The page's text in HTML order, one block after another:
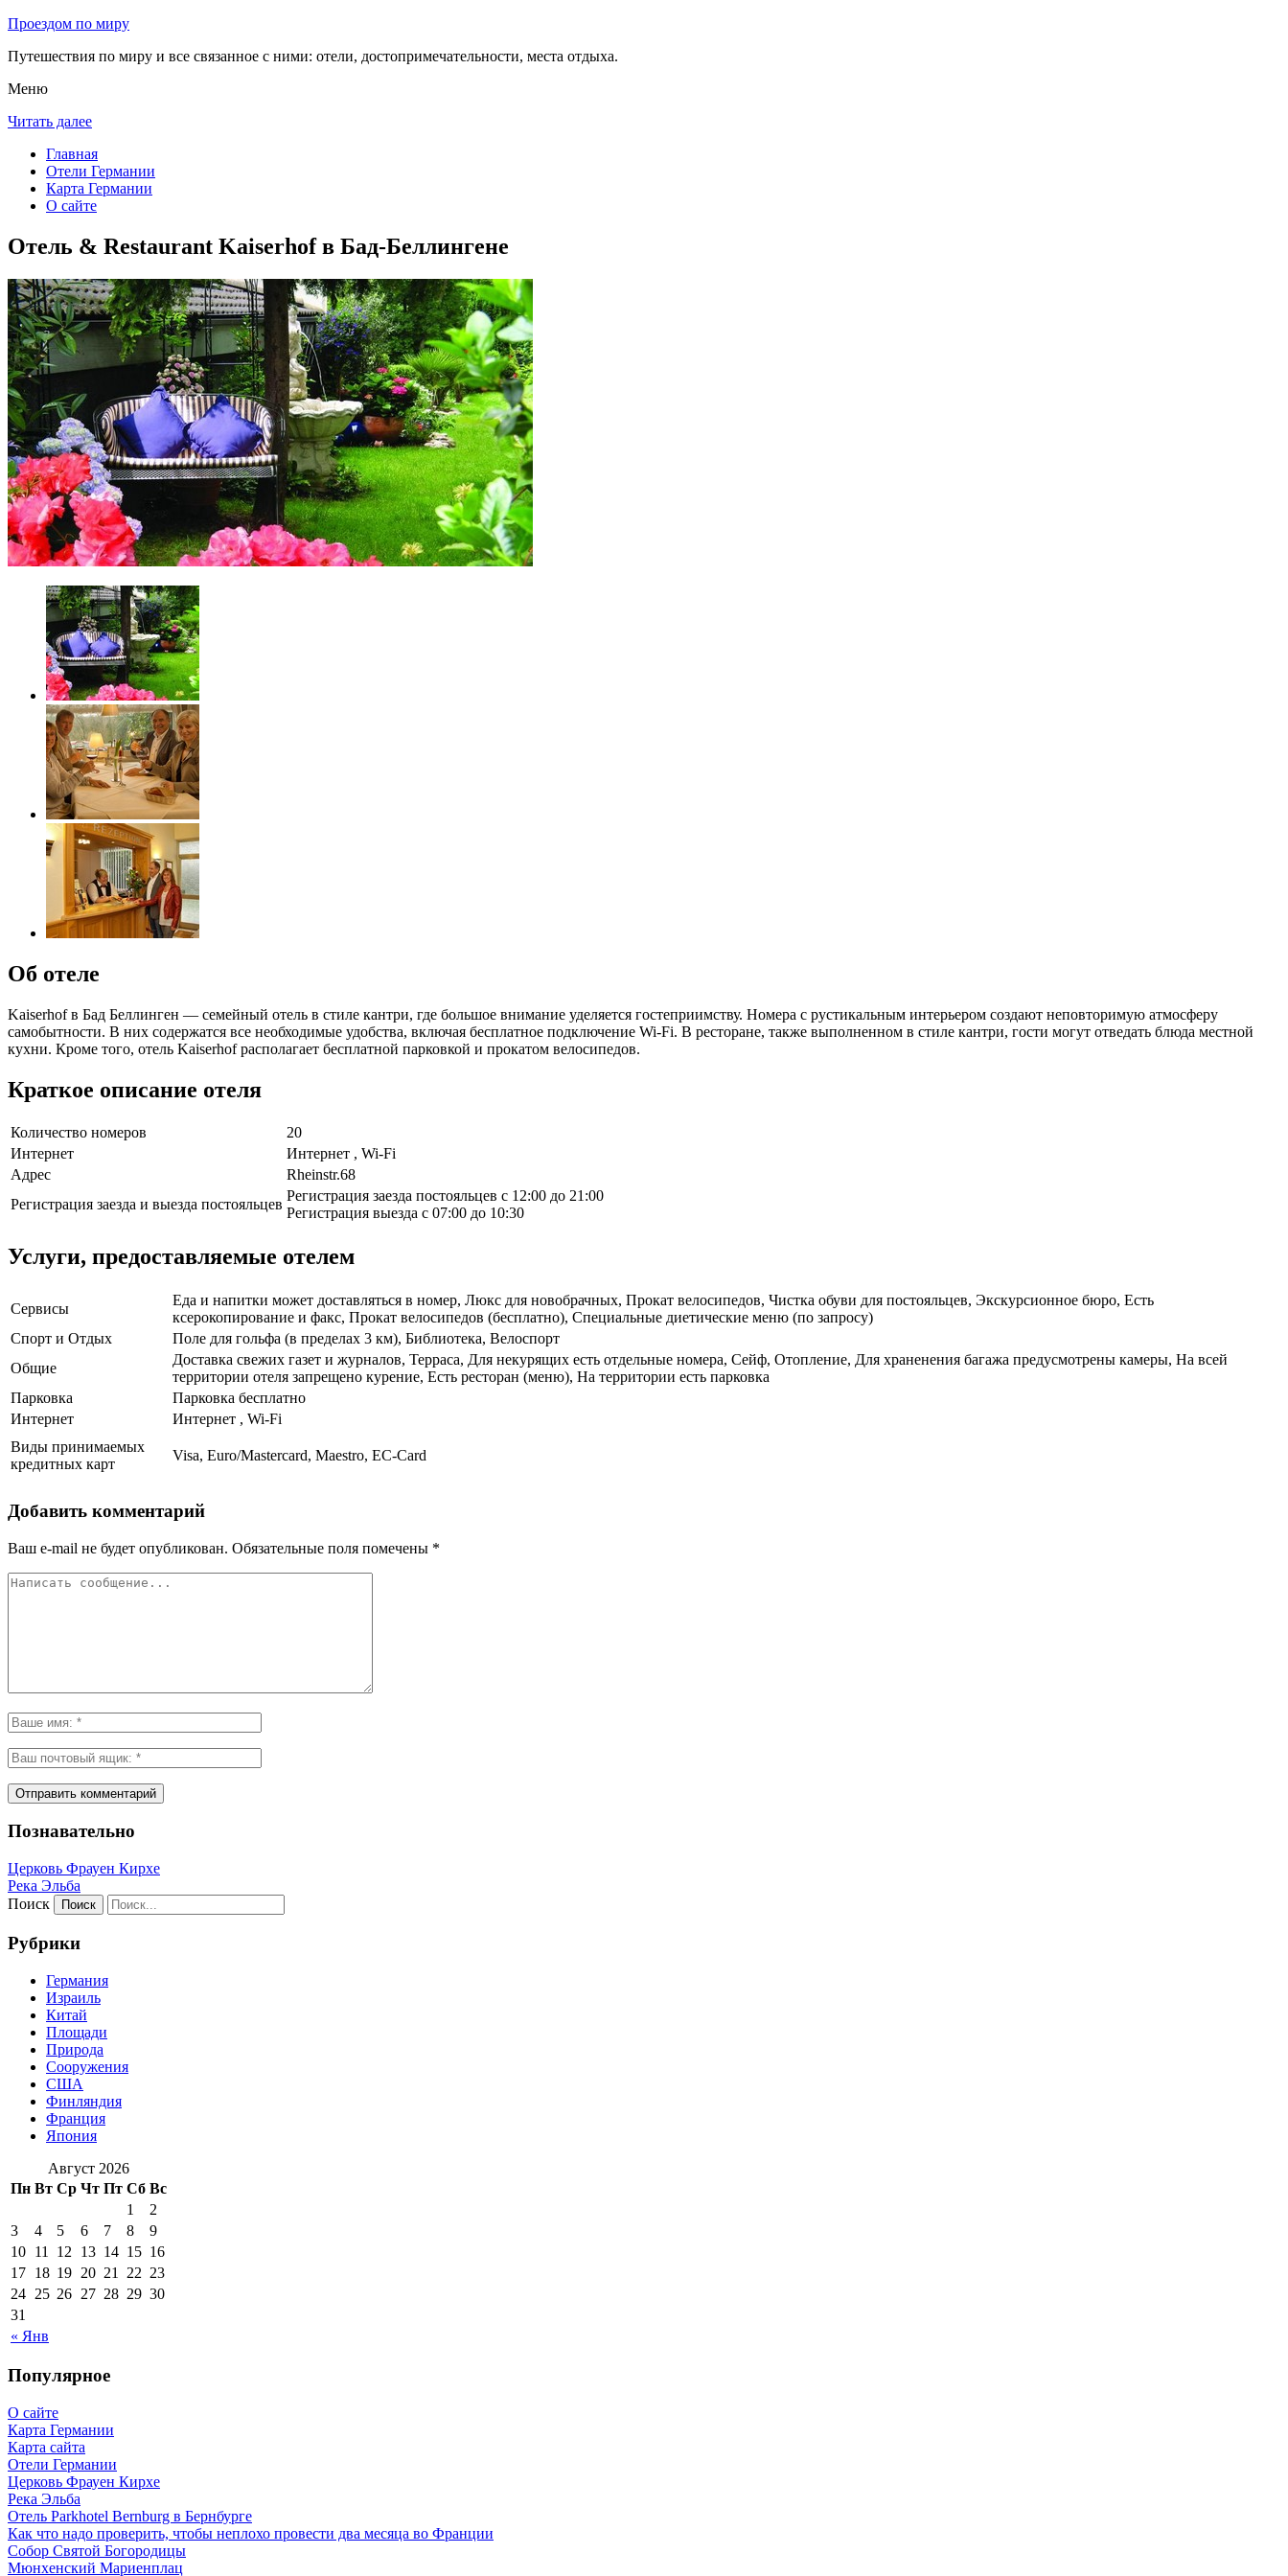
Проездом по миру
Путешествия по миру и все связанное с ними: отели, достопримечательности, места отдыха.
Меню
Читать далее
Главная
Отели Германии
Карта Германии
О сайте
Отель & Restaurant Kaiserhof в Бад-Беллингене
Об отеле
Kaiserhof в Бад Беллинген — семейный отель в стиле кантри, где большое внимание уделяется гостеприимству. Номера с рустикальным интерьером создают неповторимую атмосферу
самобытности. В них содержатся все необходимые удобства, включая бесплатное подключение Wi-Fi. В ресторане, также выполненном в стиле кантри, гости могут отведать блюда местной
кухни. Кроме того, отель Kaiserhof располагает бесплатной парковкой и прокатом велосипедов.
Краткое описание отеля
Количество номеров
20
Интернет
Интернет , Wi-Fi
Адрес
Rheinstr.68
Регистрация заезда и выезда постояльцев
Регистрация заезда постояльцев с 12:00 до 21:00
Регистрация выезда с 07:00 до 10:30
Услуги, предоставляемые отелем
Сервисы
Еда и напитки может доставляться в номер, Люкс для новобрачных, Прокат велосипедов, Чистка обуви для постояльцев, Экскурсионное бюро, Есть
ксерокопирование и факс, Прокат велосипедов (бесплатно), Специальные диетические меню (по запросу)
Спорт и Отдых
Поле для гольфа (в пределах 3 км), Библиотека, Велоспорт
Общие
Доставка свежих газет и журналов, Терраса, Для некурящих есть отдельные номера, Сейф, Отопление, Для храненения багажа предусмотрены камеры, На всей
территории отеля запрещено курение, Есть ресторан (меню), На территории есть парковка
Парковка
Парковка бесплатно
Интернет
Интернет , Wi-Fi
Виды принимаемых
кредитных карт
Visa, Euro/Mastercard, Maestro, EC-Card
Добавить комментарий
Ваш e-mail не будет опубликован. Обязательные поля помечены *
Познавательно
Церковь Фрауен Кирхе
Река Эльба
Поиск
Рубрики
Германия
Израиль
Китай
Площади
Природа
Сооружения
США
Финляндия
Франция
Япония
Август 2026
Пн Вт Ср Чт Пт Сб Вс
« Янв
1
2
3
4 5 6 7 8
9
10 11 12 13 14 15 16
17 18 19 20 21 22 23
24 25 26 27 28 29 30
31
Популярное
О сайте
Карта Германии
Карта сайта
Отели Германии
Церковь Фрауен Кирхе
Река Эльба
Отель Parkhotel Bernburg в Бернбурге
Как что надо проверить, чтобы неплохо провести два месяца во Франции
Собор Святой Богородицы
Мюнхенский Мариенплац